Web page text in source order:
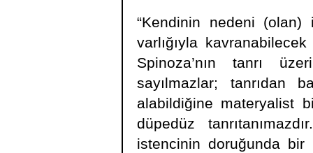
“Kendinin nedeni (olan)
varlığıyla
Spinoza’nın tanrı
sayılmazlar; tanrıdan
alabildiğine materyalist
düpedüz
istencinin doruğunda